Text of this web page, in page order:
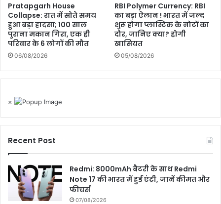
Pratapgarh House
Collapse: रात में सोते समय
हुआ बड़ा हादसा; 100 साल
पुराना मकान गिरा, एक ही
परिवार के 6 लोगों की मौत
06/08/2026
RBI Polymer Currency: RBI
का बड़ा ऐलान ! भारत में जल्द
शुरू होगा प्लास्टिक के नोटों का
दौर, जानिए क्या? होगी
खासियत
05/08/2026
×
Recent Post
Redmi: 8000mAh बैटरी के साथ Redmi
Note 17 की भारत में हुई एंट्री, जानें कीमत और
फीचर्स
07/08/2026